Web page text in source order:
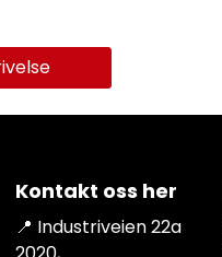
Kontakt oss her
📍 Industriveien 22a